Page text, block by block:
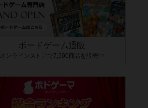
ボードゲーム通販
オンラインストアで7,500商品を販売中